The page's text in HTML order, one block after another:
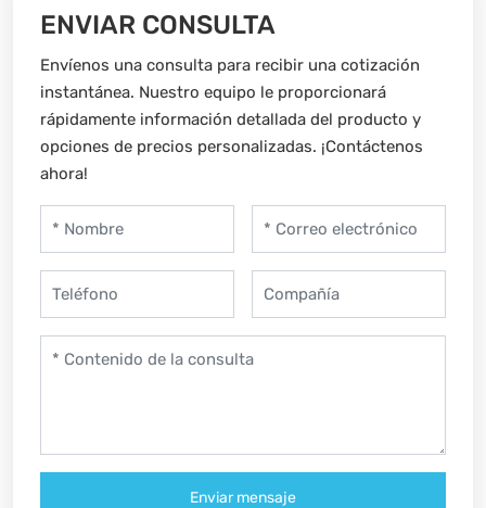
ENVIAR CONSULTA
Envíenos una consulta para recibir una cotización
instantánea. Nuestro equipo le proporcionará
rápidamente información detallada del producto y
opciones de precios personalizadas. ¡Contáctenos
ahora!
Enviar mensaje